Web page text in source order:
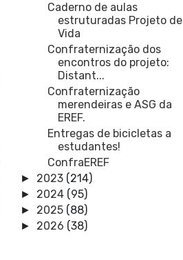
Caderno de aulas
estruturadas Projeto de
Vida
Confraternização dos
encontros do projeto:
Distant...
Confraternização
merendeiras e ASG da
EREF.
Entregas de bicicletas a
estudantes!
ConfraEREF
► 2023 (214)
► 2024 (95)
► 2025 (88)
► 2026 (38)